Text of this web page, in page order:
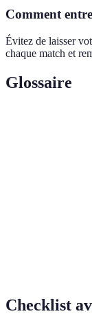
Comment
Évitez de laisser
chaque match et
Glossaire
Checklist